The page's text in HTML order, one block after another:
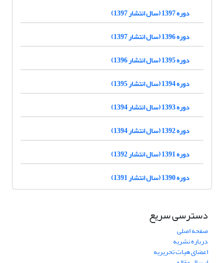
دوره 1397 (سال انتشار 1397)
دوره 1396 (سال انتشار 1397)
دوره 1395 (سال انتشار 1396)
دوره 1394 (سال انتشار 1395)
دوره 1393 (سال انتشار 1394)
دوره 1392 (سال انتشار 1394)
دوره 1391 (سال انتشار 1392)
دوره 1390 (سال انتشار 1391)
دسترسی سریع
صفحه اصلی
درباره نشریه
اعضای هیات تحریریه